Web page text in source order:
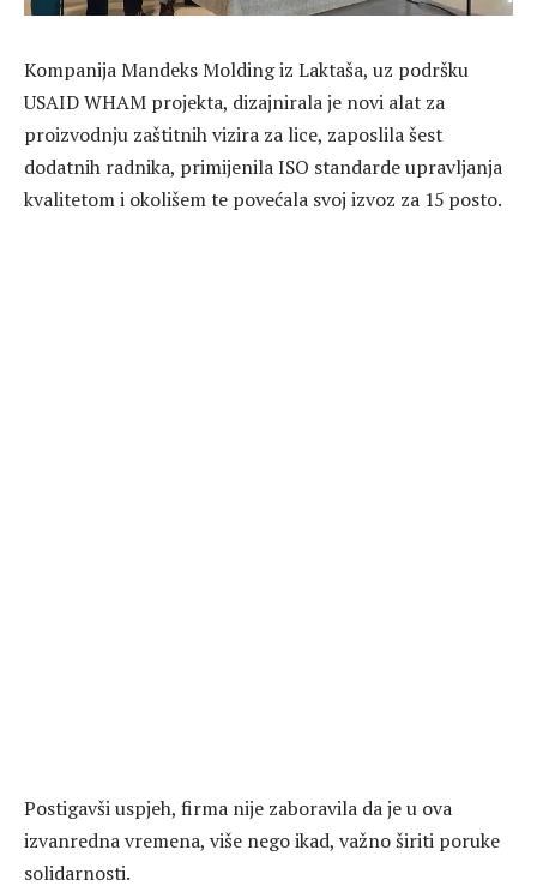
Kompanija Mandeks Molding iz Laktaša, uz podršku
USAID WHAM projekta, dizajnirala je novi alat za
proizvodnju zaštitnih vizira za lice, zaposlila šest
dodatnih radnika, primijenila ISO standarde upravljanja
kvalitetom i okolišem te povećala svoj izvoz za 15 posto.
Postigavši uspjeh, firma nije zaboravila da je u ova
izvanredna vremena, više nego ikad, važno širiti poruke
solidarnosti.